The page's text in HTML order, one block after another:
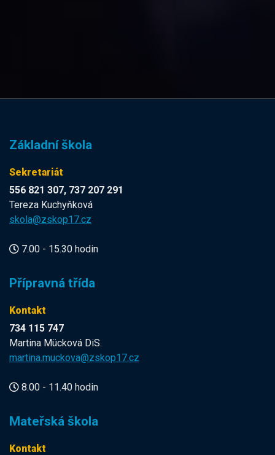
Základní škola
Sekretariát
556 821 307, 737 207 291
Tereza Kuchyňková
skola@zskop17.cz
7.00 - 15.30 hodin
Přípravná třída
Kontakt
734 115 747
Martina Mücková DiS.
martina.muckova@zskop17.cz
8.00 - 11.40 hodin
Mateřská škola
Kontakt